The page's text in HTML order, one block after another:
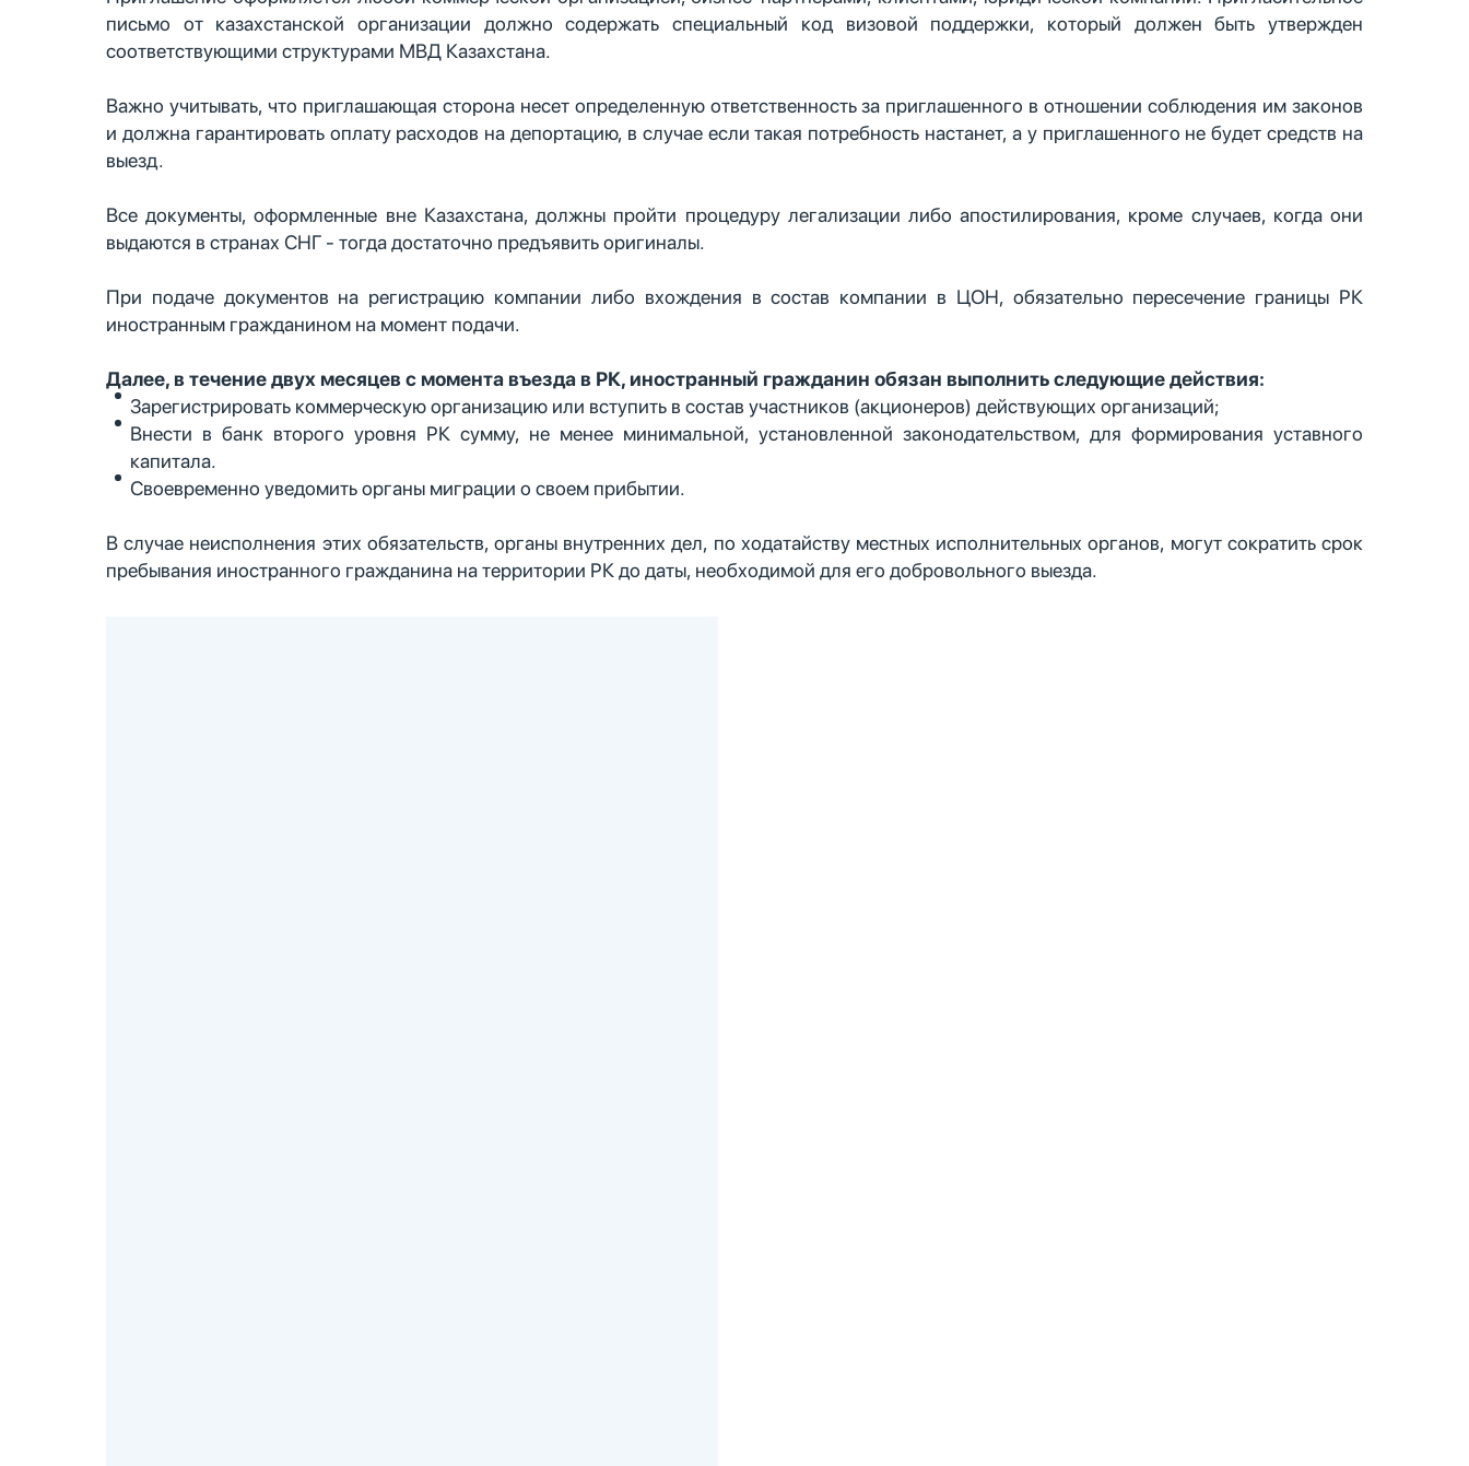
письмо от казахстанской организации должно содержать специальный код визовой поддержки, который должен быть утвержден
соответствующими структурами МВД Казахстана.
Важно учитывать, что приглашающая сторона несет определенную ответственность за приглашенного в отношении соблюдения им законов
и должна гарантировать оплату расходов на депортацию, в случае если такая потребность настанет, а у приглашенного не будет средств на
выезд.
Все документы, оформленные вне Казахстана, должны пройти процедуру легализации либо апостилирования, кроме случаев, когда они
выдаются в странах СНГ - тогда достаточно предъявить оригиналы.
При подаче документов на регистрацию компании либо вхождения в состав компании в ЦОН, обязательно пересечение границы РК
иностранным гражданином на момент подачи.
Далее, в течение двух месяцев с момента въезда в РК, иностранный гражданин обязан выполнить следующие действия:
Зарегистрировать коммерческую организацию или вступить в состав участников (акционеров) действующих организаций;
Внести в банк второго уровня РК сумму, не менее минимальной, установленной законодательством, для формирования уставного
капитала.
Своевременно уведомить органы миграции о своем прибытии.
В случае неисполнения этих обязательств, органы внутренних дел, по ходатайству местных исполнительных органов, могут сократить срок
пребывания иностранного гражданина на территории РК до даты, необходимой для его добровольного выезда.